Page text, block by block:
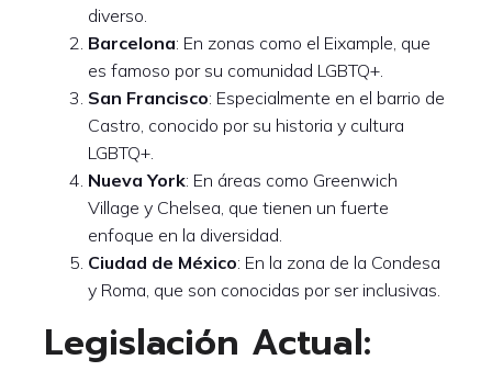
diverso.
Barcelona: En zonas como el Eixample, que
es famoso por su comunidad LGBTQ+.
San Francisco: Especialmente en el barrio de
Castro, conocido por su historia y cultura
LGBTQ+.
Nueva York: En áreas como Greenwich
Village y Chelsea, que tienen un fuerte
enfoque en la diversidad.
Ciudad de México: En la zona de la Condesa
y Roma, que son conocidas por ser inclusivas.
Legislación Actual: